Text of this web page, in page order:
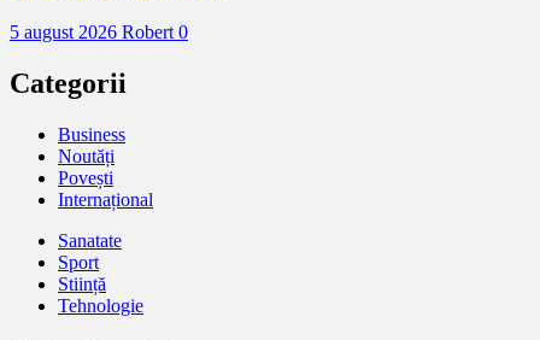
5 august 2026 Robert 0
Categorii
Business
Noutăți
Povești
Internațional
Sanatate
Sport
Stiință
Tehnologie